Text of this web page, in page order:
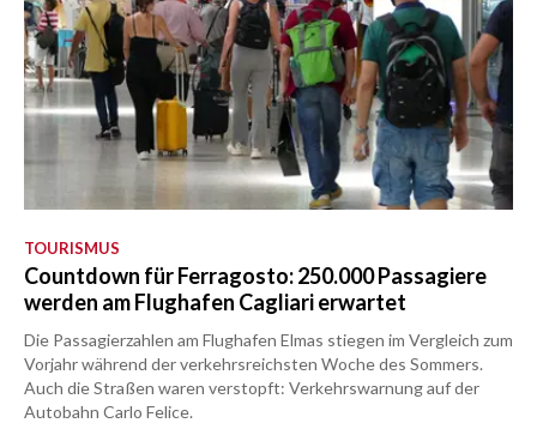
TOURISMUS
Countdown für Ferragosto: 250.000 Passagiere
werden am Flughafen Cagliari erwartet
Die Passagierzahlen am Flughafen Elmas stiegen im Vergleich zum
Vorjahr während der verkehrsreichsten Woche des Sommers.
Auch die Straßen waren verstopft: Verkehrswarnung auf der
Autobahn Carlo Felice.